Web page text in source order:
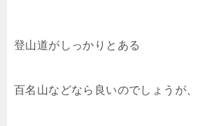
登山道がしっかりとある
百名山などなら良いのでしょうが、